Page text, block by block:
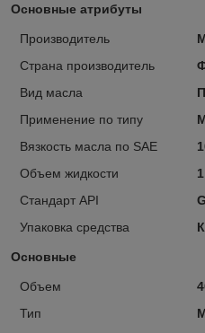
Основные атрибуты
Производитель
Страна производитель
Вид масла
Применение по типу
Вязкость масла по SAE
Объем жидкости
Стандарт API
Упаковка средства
Основные
Объем
Тип